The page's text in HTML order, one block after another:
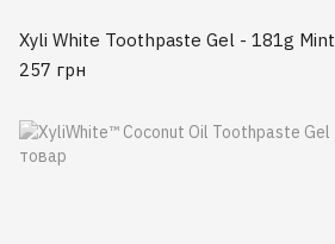
Xyli White Toothpaste Gel - 181g Mint
257 грн